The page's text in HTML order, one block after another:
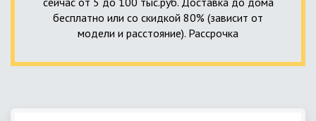
бесплатно или со скидкой 80% (зависит от
модели и расстояние). Рассрочка